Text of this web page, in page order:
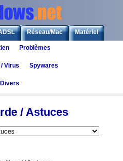
Réseau/Mac Matériel
Problèmes
Virus Spywares
Divers
/ Astuces